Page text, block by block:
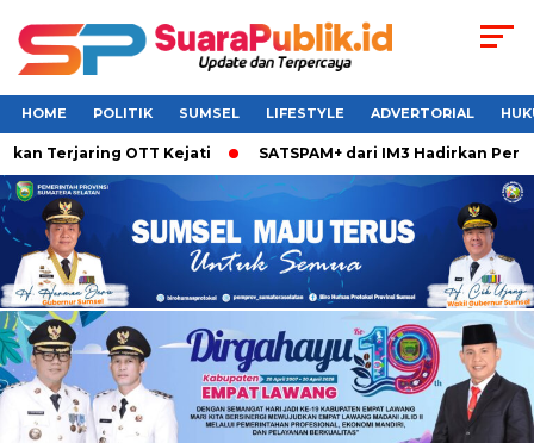
HOME POLITIK SUMSEL LIFESTYLE ADVERTORIAL
Terjaring OTT Kejati SATSPAM+ dari IM3 Hadirkan